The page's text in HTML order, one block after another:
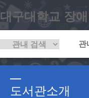
대구대학교 장
도서관소개